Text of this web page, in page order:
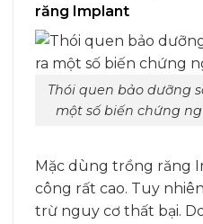
răng Implant
Thói quen bảo dưỡng
một số biến chứng
Mặc dùng trồng răng
công rất cao. Tuy
trừ nguy cơ thất bại.